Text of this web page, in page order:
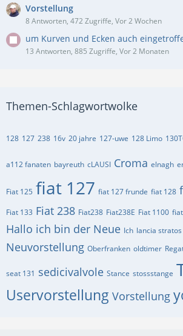
Vorstellung
8 Antworten, 472 Zugriffe, Vor 2 Wochen
um Kurven und Ecken auch
13 Antworten, 885 Zugriffe, Vor 2 Monaten
Themen-Schlagwortwolke
128 127 238 16v 20 jahre 127-uwe 128 Limo
a112 fanaten bayreuth cLAUSI Croma elnagh
Fiat 125 fiat 127 fiat 127 frunde fiat 128
Fiat 133 Fiat 238 Fiat238 Fiat238E Fiat 1100
Hallo ich bin der Neue Ich lancia stratos
Neuvorstellung Oberfranken oldtimer
seat 131 sedicivalvole Stance stossstange
Uservorstellung Vorstellung